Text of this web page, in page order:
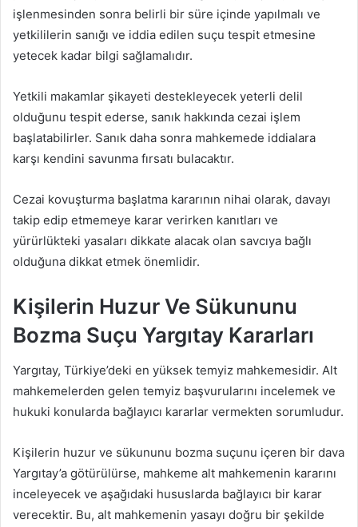
işlenmesinden sonra belirli bir süre içinde yapılmalı ve
yetkililerin sanığı ve iddia edilen suçu tespit etmesine
yetecek kadar bilgi sağlamalıdır.
Yetkili makamlar şikayeti destekleyecek yeterli delil
olduğunu tespit ederse, sanık hakkında cezai işlem
başlatabilirler. Sanık daha sonra mahkemede iddialara
karşı kendini savunma fırsatı bulacaktır.
Cezai kovuşturma başlatma kararının nihai olarak, davayı
takip edip etmemeye karar verirken kanıtları ve
yürürlükteki yasaları dikkate alacak olan savcıya bağlı
olduğuna dikkat etmek önemlidir.
Kişilerin Huzur Ve Sükununu
Bozma Suçu Yargıtay Kararları
Yargıtay, Türkiye’deki en yüksek temyiz mahkemesidir. Alt
mahkemelerden gelen temyiz başvurularını incelemek ve
hukuki konularda bağlayıcı kararlar vermekten sorumludur.
Kişilerin huzur ve sükununu bozma suçunu içeren bir dava
Yargıtay’a götürülürse, mahkeme alt mahkemenin kararını
inceleyecek ve aşağıdaki hususlarda bağlayıcı bir karar
verecektir. Bu, alt mahkemenin yasayı doğru bir şekilde